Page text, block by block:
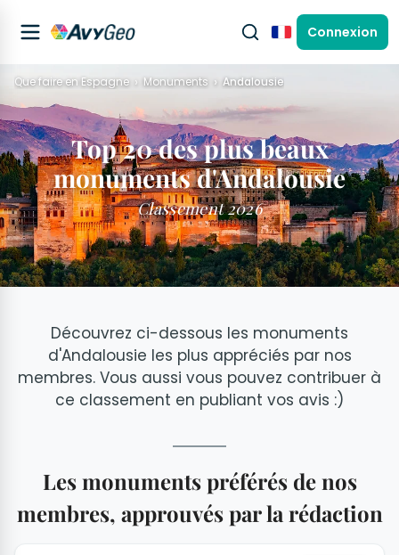
FrançaisConnexion
Que faire en Espagne Monuments Andalousie
Top 20 des plus beaux
monuments d'Andalousie
Classement 2026
Découvrez ci-dessous les monuments
d'Andalousie les plus appréciés par nos
membres. Vous aussi vous pouvez contribuer à
ce classement en publiant vos avis :)
Les monuments préférés de nos
membres, approuvés par la rédaction
+34 photos